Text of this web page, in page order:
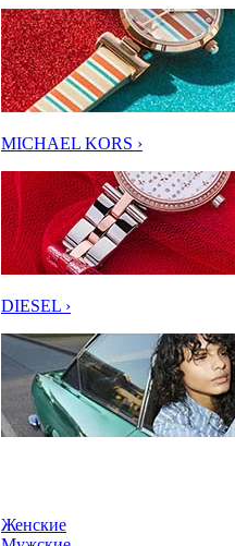
MICHAEL KORS ›
DIESEL ›
Женские